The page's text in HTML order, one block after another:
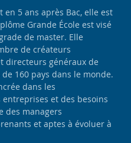
en 5 ans après Bac, elle est
Grande École est visé
de master. Elle
de créateurs
directeurs généraux de
160 pays dans le monde.
dans les
et des besoins
des managers
et aptes à évoluer à